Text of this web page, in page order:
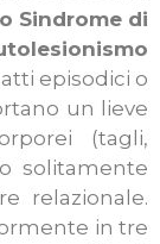
Sindrome di
episodici o
un lieve
(tagli,
solitamente
relazionale.
in tre